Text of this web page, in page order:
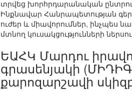
տրվեց խորհրդարանական
Ինքնավար Հանրապետության
ուժեր և միավորումներ, ինչպես
մտնող կուսակցությունների
ԵԱՀԿ Մարդու
գրասենյակի
քարոզարշավի